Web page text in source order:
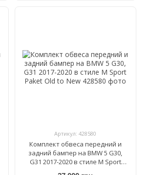
Артикул: 428580
Комплект обвеса передний и
задний бампер на BMW 5 G30,
G31 2017-2020 в стиле M Sport